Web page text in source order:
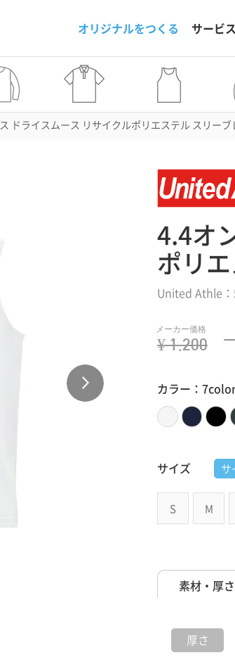
オリジナルをつくる サービ
ドライスムース リサイクルポリエステル スリー
4.4オ
ポリ
United Athle：
¥ 1,200
カラー：
サイズ サ
S M
素材・厚さ
厚さ